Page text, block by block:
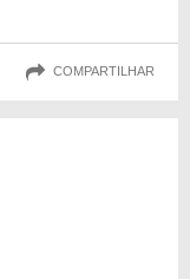
COMPARTILHAR